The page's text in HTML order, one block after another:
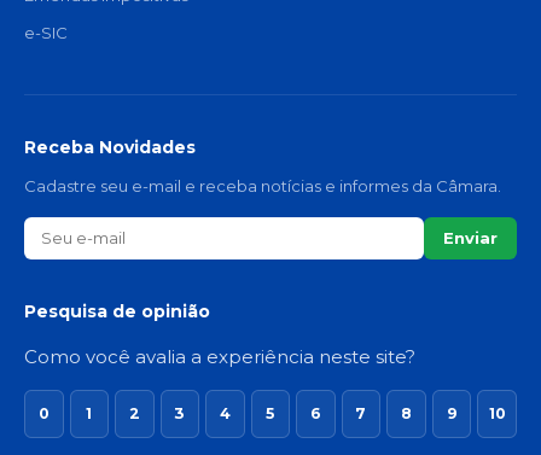
e-SIC
Receba Novidades
Cadastre seu e-mail e receba notícias e informes da Câmara.
Enviar
Pesquisa de opinião
Como você avalia a experiência neste site?
0 1 2 3 4 5 6 7 8 9 10